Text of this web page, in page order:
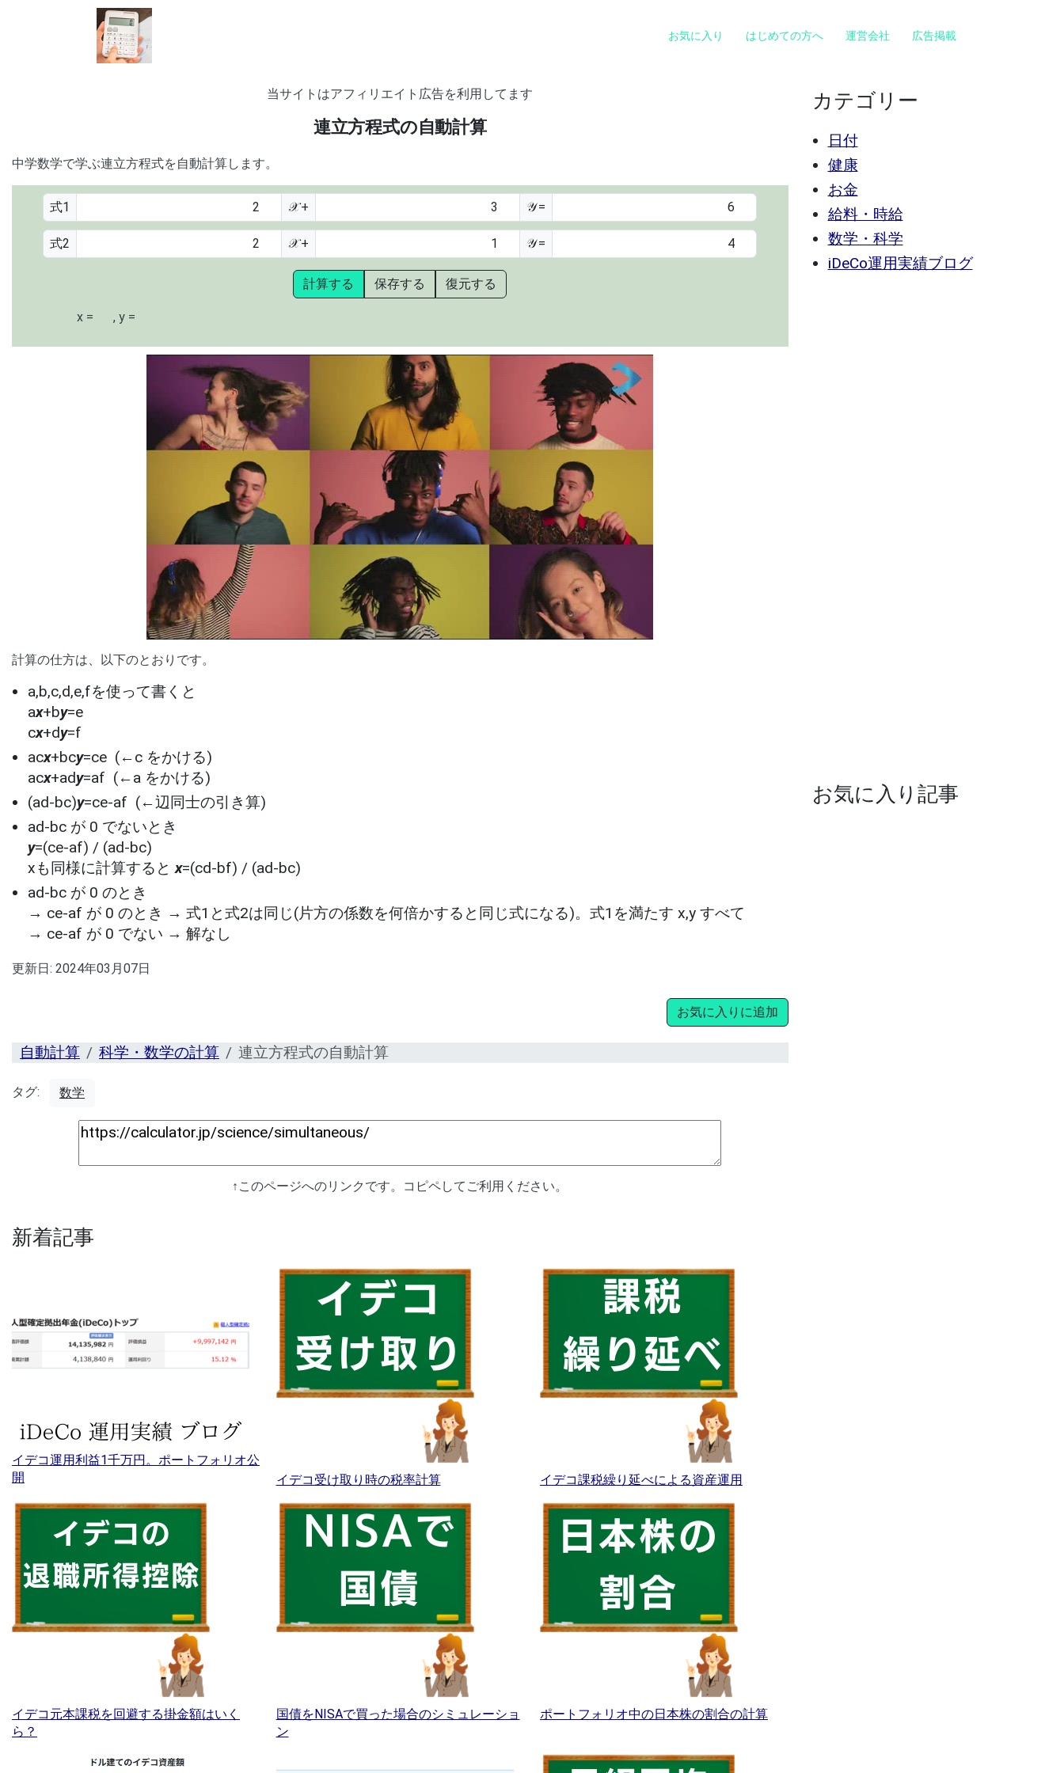
お気に入り はじめての方へ 運営会社 広告掲載
当サイトはアフィリエイト広告を利用してます
連立方程式の自動計算
中学数学で学ぶ連立方程式を自動計算します。
式1 𝒳 + 𝒴 =
式2 𝒳 + 𝒴 =
計算する 保存する 復元する
x = , y =
00:00 [ TRUVID ] PEOPLE DANCING
計算の仕方は、以下のとおりです。
a,b,c,d,e,fを使って書くと
ax+by=e
cx+dy=f
acx+bcy=ce (←c をかける)
acx+ady=af (←a をかける)
(ad-bc)y=ce-af (←辺同士の引き算)
ad-bc が 0 でないとき
y=(ce-af) / (ad-bc)
xも同様に計算するとx=(cd-bf) / (ad-bc)
ad-bc が 0 のとき
→ ce-af が 0 のとき → 式1と式2は同じ(片方の係数を何倍かすると同じ式になる)。式1を満たす x,y すべて
→ ce-af が 0 でない → 解なし
更新日: 2024年03月07日
お気に入りに追加
自動計算 科学・数学の計算 連立方程式の自動計算
タグ: 数学
↑このページへのリンクです。コピペしてご利用ください。
新着記事
イデコ運用利益1千万円。ポートフォリオ公
開
イデコ受け取り時の税率計算 イデコ課税繰り延べによる資産運用
イデコ元本課税を回避する掛金額はいく
ら？
国債をNISAで買った場合のシミュレーショ
ン
ポートフォリオ中の日本株の割合の計算
カテゴリー
日付
健康
お金
給料・時給
数学・科学
iDeCo運用実績ブログ
お気に入り記事